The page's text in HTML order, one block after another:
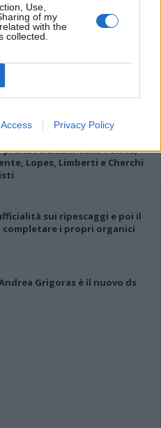
Use,
of my
with the
collected.
Privacy Policy
rinforza l'attacco con Palmas
Macomer l'estro di Di Angelo
a Barisardo tra conferme,
Loi a fare da filo
prende Dumani dalla Torres,
Lopes, Limberti e Cherchi
sui ripescaggi e poi il
completare i propri organici
Grigoras è il nuovo ds